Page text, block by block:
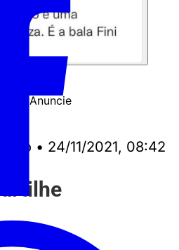
Anuncie
• 24/11/2021, 08:42